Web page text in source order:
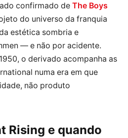
confirmado de The Boys
do universo da franquia
estética sombria e
— e não por acidente.
o derivado acompanha as
numa era em que
não produto
Rising e quando